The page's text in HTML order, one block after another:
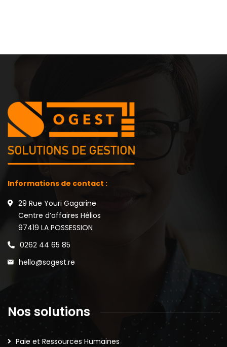
Informations de contact :
29 Rue Youri Gagarine
Centre d’affaires Hélios
97419 LA POSSESSION
0262 44 65 85
hello@sogest.re
Nos solutions
Paie et Ressources Humaines